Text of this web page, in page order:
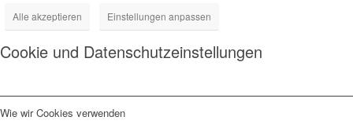
Alle akzeptieren Einstellungen anpassen
Cookie und Datenschutzeinstellungen
Wie wir Cookies verwenden